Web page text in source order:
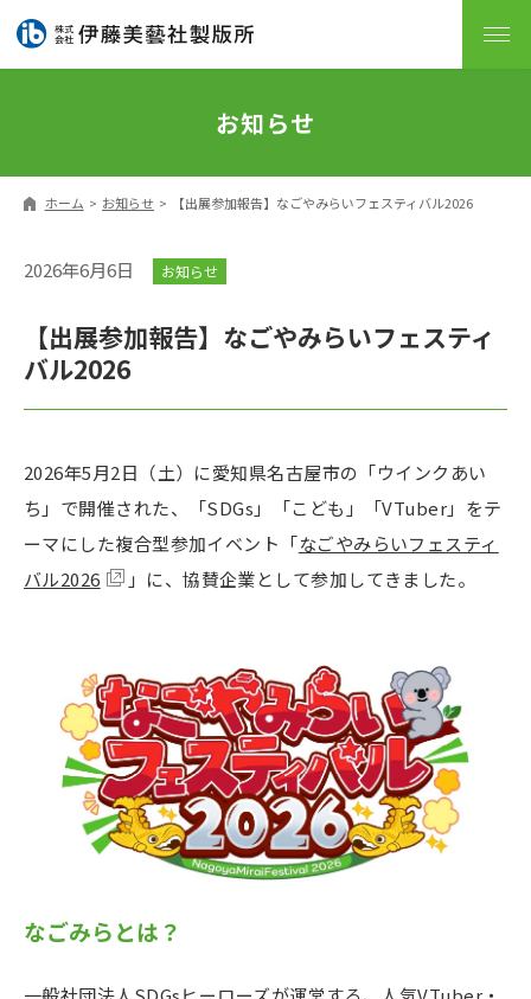
お知らせ
ホーム お知らせ 【出展参加報告】なごやみらいフェスティバル2026
2026年6月6日 お知らせ
【出展参加報告】なごやみらいフェスティ
バル2026
2026年5月2日（土）に愛知県名古屋市の「ウインクあい
ち」で開催された、「SDGs」「こども」「VTuber」をテ
ーマにした複合型参加イベント「なごやみらいフェスティ
バル2026
」に、協賛企業として参加してきました。
なごみらとは？